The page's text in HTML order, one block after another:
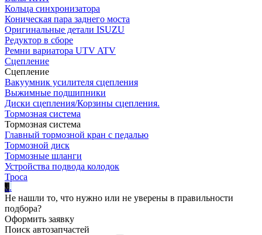
Кольца синхронизатора
Коническая пара заднего моста
Оригинальные детали ISUZU
Редуктор в сборе
Ремни вариатора UTV ATV
Сцепление
Сцепление
Вакуумник усилителя сцепления
Выжимные подшипники
Диски сцепления/Корзины сцепления.
Тормозная система
Тормозная система
Главный тормозной кран с педалью
Тормозной диск
Тормозные шланги
Устройства подвода колодок
Троса
...
Не нашли то, что нужно или не уверены в правильности
подбора?
Оформить заявку
Поиск автозапчастей